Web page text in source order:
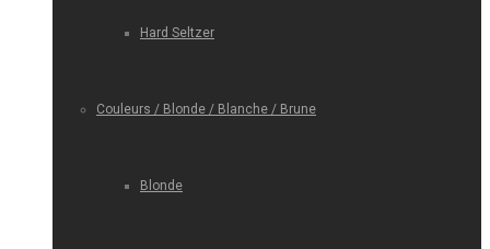
Hard Seltzer
Couleurs / Blonde / Blanche / Brune
Blonde